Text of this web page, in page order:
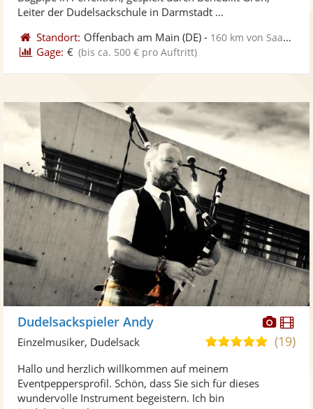
Sternen
Leiter der Dudelsackschule in Darmstadt ...
Standort: Offenbach am Main (DE) - 160 km von Saarbrücken
Gage: € (bis ca. 500 € pro Auftritt)
Dudelsackspieler Andy
5,0(19)
Einzelmusiker, Dudelsack
Hallo und herzlich willkommen auf meinem
Eventpeppersprofil. Schön, dass Sie sich für dieses
wundervolle Instrument begeistern. Ich bin